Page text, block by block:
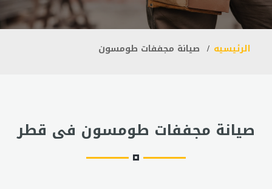
الرئيسيه صيانة مجففات طومسون
صيانة مجففات طومسون فى قطر